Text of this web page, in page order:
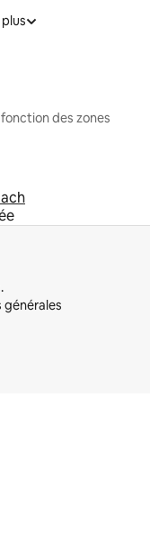
des zones
générales